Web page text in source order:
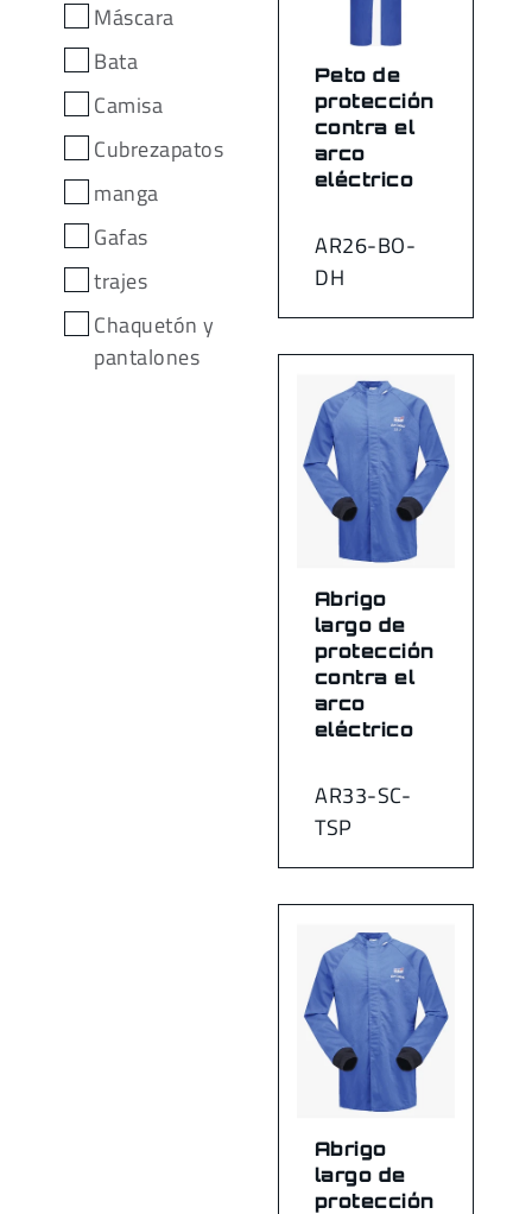
Máscara
Bata
Camisa
Cubrezapatos
manga
Gafas
trajes
Chaquetón y
pantalones
AR26-BO-
DH
Peto de
protección
contra el
arco
eléctrico
AR33-SC-
TSP
Abrigo
largo de
protección
contra el
arco
eléctrico
Abrigo
largo de
protección